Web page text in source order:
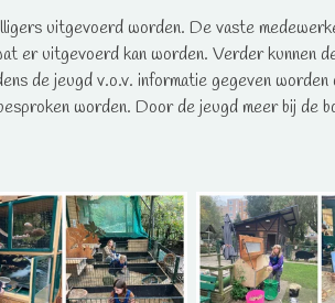
uitgevoerd worden. De vaste
er uitgevoerd kan worden. Verder kunnen
de jeugd v.o.v. informatie gegeven
worden. Door de jeugd meer bij de